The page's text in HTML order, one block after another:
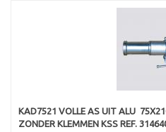
KAD7521 VOLLE AS UIT ALU 
ZONDER KLEMMEN KSS REF.